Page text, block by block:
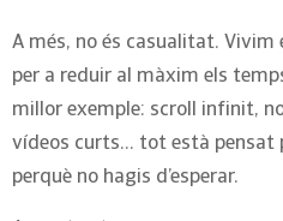
A més, no és casualitat. Vivim
per a reduir al màxim els
millor exemple: scroll infinit,
vídeos curts… tot està pensat
perquè no hagis d’esperar.